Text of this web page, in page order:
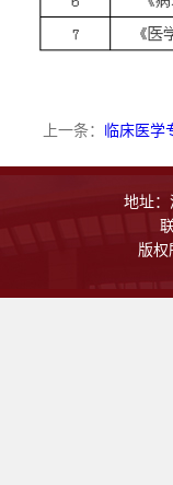
上一条： 临床医学
地址：
版权